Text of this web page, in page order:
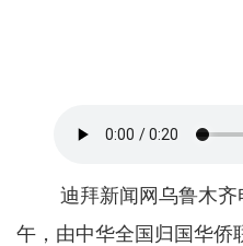
迪拜新闻网乌鲁木齐
午，由中华全国归国华侨